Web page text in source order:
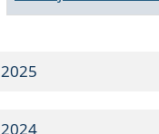
2025
2024